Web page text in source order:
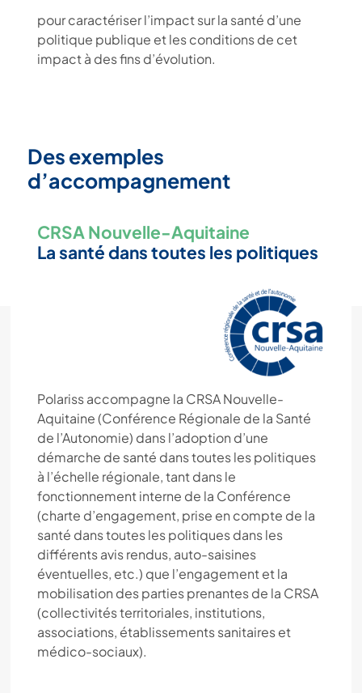
pour caractériser l’impact sur la santé d’une
politique publique et les conditions de cet
impact à des fins d’évolution.
Des exemples
d’accompagnement
CRSA Nouvelle-Aquitaine
La santé dans toutes les politiques
Polariss accompagne la CRSA Nouvelle-
Aquitaine (Conférence Régionale de la Santé
de l’Autonomie) dans l’adoption d’une
démarche de santé dans toutes les politiques
à l’échelle régionale, tant dans le
fonctionnement interne de la Conférence
(charte d’engagement, prise en compte de la
santé dans toutes les politiques dans les
différents avis rendus, auto-saisines
éventuelles, etc.) que l’engagement et la
mobilisation des parties prenantes de la CRSA
(collectivités territoriales, institutions,
associations, établissements sanitaires et
médico-sociaux).